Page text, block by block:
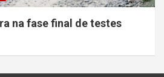
na fase final de testes